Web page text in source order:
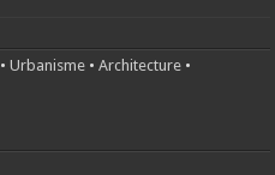
•Urbanisme •Architecture •